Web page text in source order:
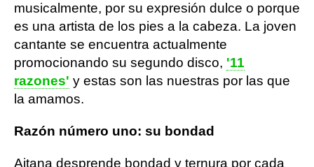
musicalmente, por su expresión dulce o porque
es una artista de los pies a la cabeza. La joven
cantante se encuentra actualmente
promocionando su segundo disco, '11
razones' y estas son las nuestras por las que
la amamos.
Razón número uno: su bondad
Aitana desprende bondad y ternura por cada